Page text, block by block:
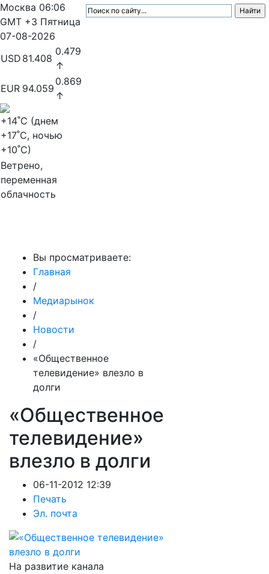
Москва 06:06
GMT +3 Пятница
07-08-2026
USD 81.408
0.479
↑
EUR 94.059
0.869
↑
+14˚C (днем
+17˚C, ночью
+10˚C)
Ветрено,
переменная
облачность
Вы просматриваете:
Главная
/
Медиарынок
/
Новости
/
«Общественное
телевидение» влезло в
долги
«Общественное
телевидение»
влезло в долги
06-11-2012 12:39
Печать
Эл. почта
На развитие канала